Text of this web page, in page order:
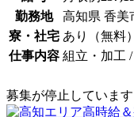
勤務地
高知県 香美
寮・社宅 あり（無料）
仕事内容 組立・加工
募集が停止しています